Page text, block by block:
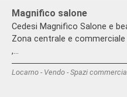
Magnifico salone
Cedesi Magnifico Salone e
Zona centrale e
,...
Locarno - Vendo - Spazi